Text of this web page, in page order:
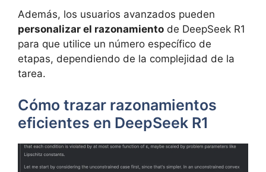
Además, los usuarios avanzados pueden
personalizar el razonamiento de DeepSeek R1
para que utilice un número específico de
etapas, dependiendo de la complejidad de la
tarea.
Cómo trazar razonamientos
eficientes en DeepSeek R1